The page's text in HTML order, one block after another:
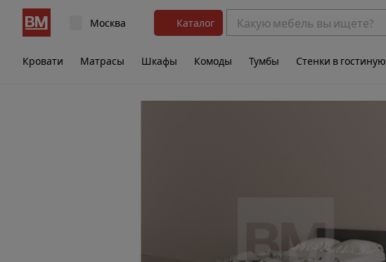
Москва Каталог
Кровати Матрасы Шкафы Комоды Тумбы Стенки в гостиную